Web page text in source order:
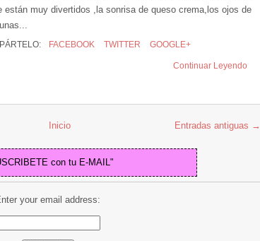
están muy divertidos ,la sonrisa de queso crema,los ojos de
FACEBOOK TWITTER GOOGLE+
Continuar Leyendo
Entradas antiguas →
Inicio
con tu E-MAIL"
your email address: